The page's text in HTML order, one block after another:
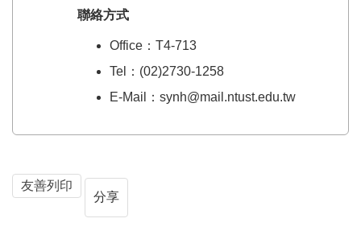
聯絡方式
Office：T4-713
Tel：(02)2730-1258
E-Mail：synh@mail.ntust.edu.tw
友善列印
分享